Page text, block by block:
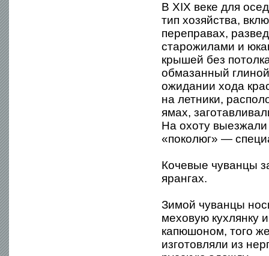
В XIX веке для
тип хозяйства,
переправах,
старожилами и
крышей без
обмазанный
ожидании хода
на летники,
ямах,
На охоту
«поколюг» —
Кочевые чуванцы
ярангах.
Зимой чуванцы
меховую кухлянку
капюшоном, того
изготовляли из